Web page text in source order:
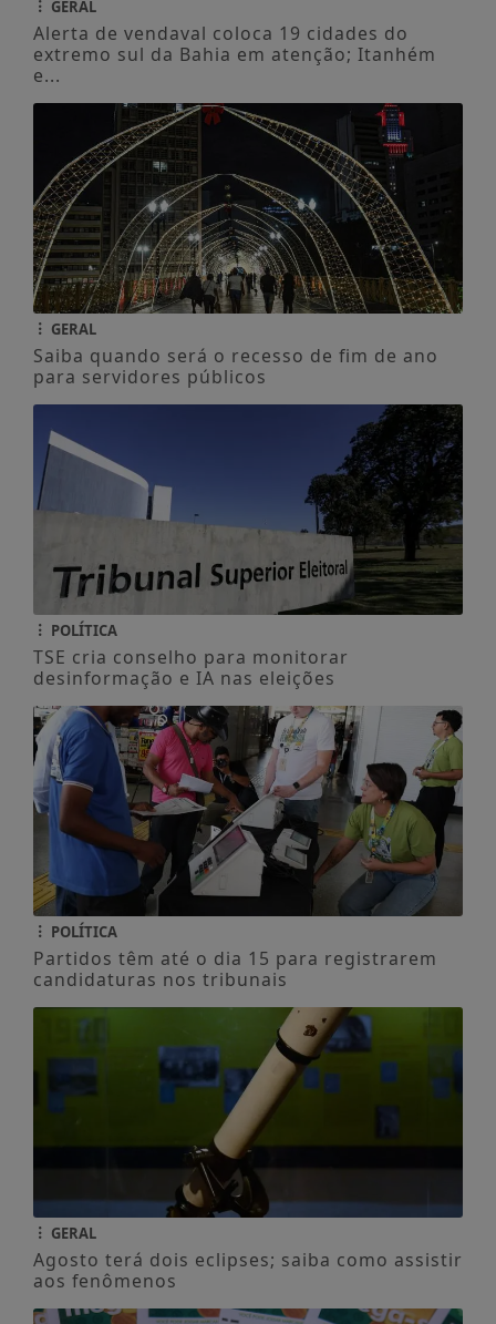
GERAL
Alerta de vendaval coloca 19 cidades do
extremo sul da Bahia em atenção; Itanhém
e...
GERAL
Saiba quando será o recesso de fim de ano
para servidores públicos
POLÍTICA
TSE cria conselho para monitorar
desinformação e IA nas eleições
POLÍTICA
Partidos têm até o dia 15 para registrarem
candidaturas nos tribunais
GERAL
Agosto terá dois eclipses; saiba como assistir
aos fenômenos